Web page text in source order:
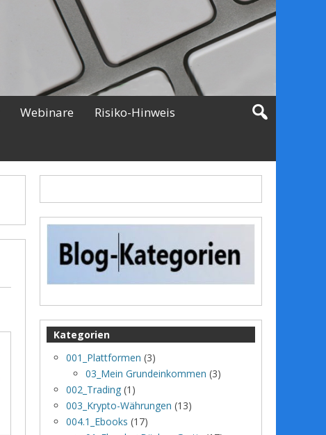
Webinare Risiko-Hinweis
Kategorien
001_Plattformen (3)
03_Mein Grundeinkommen (3)
002_Trading (1)
003_Krypto-Währungen (13)
004.1_Ebooks (17)